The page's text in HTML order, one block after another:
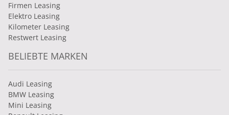
Firmen Leasing
Elektro Leasing
Kilometer Leasing
Restwert Leasing
BELIEBTE MARKEN
Audi Leasing
BMW Leasing
Mini Leasing